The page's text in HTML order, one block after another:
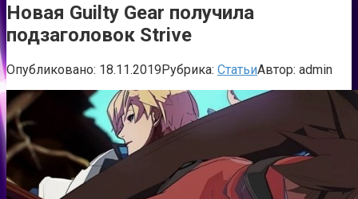
Новая Guilty Gear получила
подзаголовок Strive
Опубликовано: 18.11.2019Рубрика: СтатьиАвтор: admin